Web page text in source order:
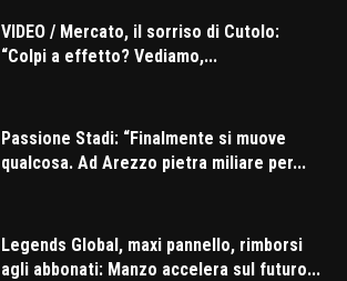
VIDEO / Mercato, il sorriso di Cutolo:
“Colpi a effetto? Vediamo,...
Passione Stadi: “Finalmente si muove
qualcosa. Ad Arezzo pietra miliare per...
Legends Global, maxi pannello, rimborsi
agli abbonati: Manzo accelera sul futuro...